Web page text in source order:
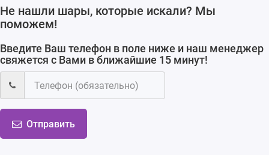
Не нашли шары, которые искали? Мы
поможем!
Введите Ваш телефон в поле ниже и наш менеджер
свяжется с Вами в ближайшие 15 минут!
Отправить